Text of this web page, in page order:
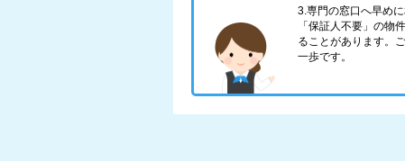
3.専門の窓口へ早め
「保証人不要」の物
ることがあります。
一歩です。